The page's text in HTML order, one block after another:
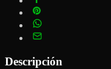
Descripción